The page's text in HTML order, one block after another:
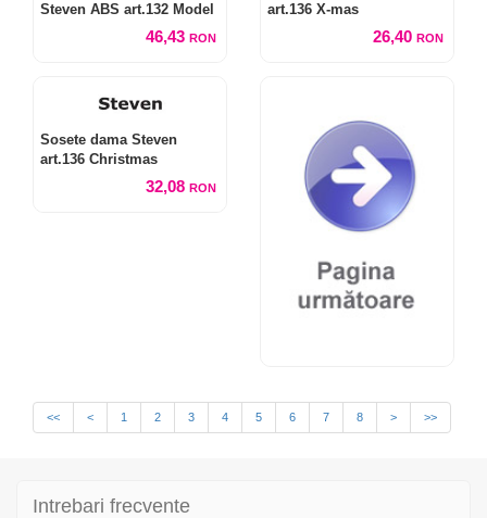
Steven ABS art.132 Model
46,43 RON
art.136 X-mas
26,40 RON
Sosete dama Steven
art.136 Christmas
32,08 RON
<< < 1 2 3 4 5 6 7 8 > >>
Intrebari frecvente